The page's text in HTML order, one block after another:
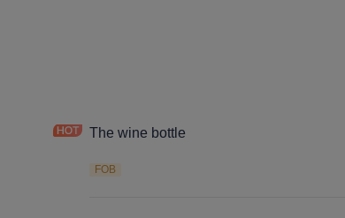
The wine bottle
FOB